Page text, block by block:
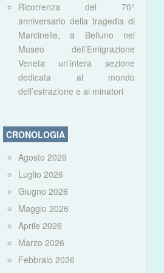
Ricorrenza del 70°
anniversario della tragedia di
Marcinelle, a Belluno nel
Museo dell’Emigrazione
Veneta un’intera sezione
dedicata al mondo
dell’estrazione e ai minatori
CRONOLOGIA
Agosto 2026
Luglio 2026
Giugno 2026
Maggio 2026
Aprile 2026
Marzo 2026
Febbraio 2026